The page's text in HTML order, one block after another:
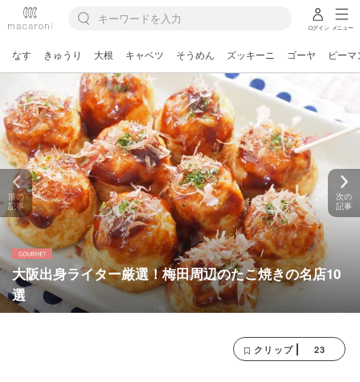
ログイン メニュー
なす きゅうり 大根 キャベツ そうめん ズッキーニ ゴーヤ ピーマ
大阪出身ライター厳選！梅田周辺のたこ焼きの名店10
選
前の
記事
次の
記事
クリップ 23